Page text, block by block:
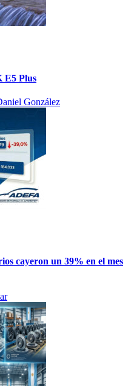
E5 Plus
González
cayeron un 39% en el mes